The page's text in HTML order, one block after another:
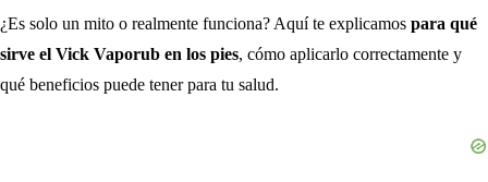
¿Es solo un mito o realmente funciona? Aquí te explicamos para qué
sirve el Vick Vaporub en los pies, cómo aplicarlo correctamente y
qué beneficios puede tener para tu salud.